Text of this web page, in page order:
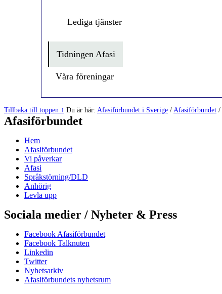
Lediga tjänster
Tidningen Afasi
Våra föreningar
Hoppa
tillbaka
till
huvudnavigeringen
Tillbaka till toppen ↑ Du är här: Afasiförbundet i Sverige / Afasiförbundet /
Afasiförbundet
Hem
Afasiförbundet
Vi påverkar
Afasi
Språkstörning/DLD
Anhörig
Levla upp
Sociala medier / Nyheter & Press
Facebook Afasiförbundet
Facebook Talknuten
Linkedin
Twitter
Nyhetsarkiv
Afasiförbundets nyhetsrum